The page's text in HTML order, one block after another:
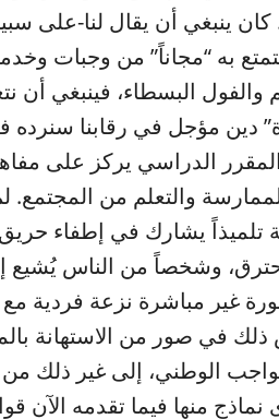
كان ينبغي أن يقال لنا-على
به “مجاناً” من وجبات
البسطاء، فينبغي أن
دين مؤجل في رقابنا سنرده
الدراسي يركز على
والتعلم من المجتمع.
تلميذاً يشارك في إطفاء
وشخصاً من الناس يُشيع
غير مباشرة نزعة فردية مع
في صور من الاستهانة
الوطني، إلى غير ذلك
نماذج منها فيما تقدمه الآن